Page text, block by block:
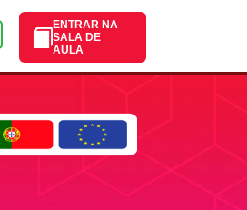
ENTRAR NA
SALA DE
AULA